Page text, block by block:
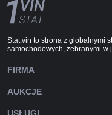
Stat.vin to strona z globalnymi
samochodowych, zebranymi
FIRMA
AUKCJE